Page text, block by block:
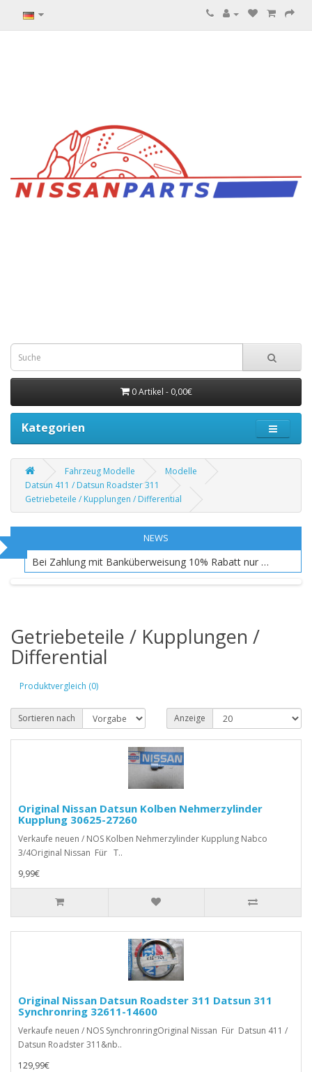
0 Artikel - 0,00€
Kategorien
Fahrzeug Modelle
Modelle
Datsun 411 / Datsun Roadster 311
Getriebeteile / Kupplungen / Differential
NEWS
Bei Zahlung mit Banküberweisung 10% Rabatt nur EU Raum
Getriebeteile / Kupplungen /
Differential
Produktvergleich (0)
Sortieren nach Anzeige
Original Nissan Datsun Kolben Nehmerzylinder
Kupplung 30625-27260
Verkaufe neuen / NOS Kolben Nehmerzylinder Kupplung Nabco
3/4Original Nissan Für T..
9,99€
Original Nissan Datsun Roadster 311 Datsun 311
Synchronring 32611-14600
Verkaufe neuen / NOS SynchronringOriginal Nissan Für Datsun 411 /
Datsun Roadster 311&nb..
129,99€